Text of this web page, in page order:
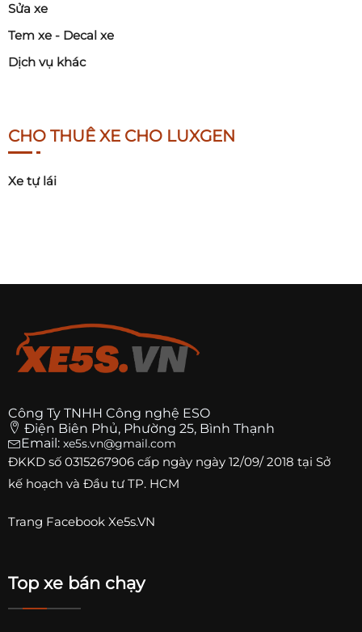
Sửa xe
Tem xe - Decal xe
Dịch vụ khác
CHO THUÊ XE CHO LUXGEN
Xe tự lái
Công Ty TNHH Công nghệ ESO
Điện Biên Phủ, Phường 25, Bình Thạnh
Email: xe5s.vn@gmail.com
ĐKKD số 0315267906 cấp ngày ngày 12/09/ 2018 tại Sở
kế hoạch và Đầu tư TP. HCM
Trang Facebook Xe5s.VN
Top xe bán chạy